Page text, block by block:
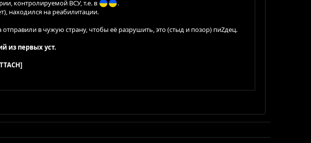
контролируемой ВСУ, т.е. в
.
находился на реабилитации.
отправили в чужую страну, чтобы её разрушить, это (стыд и позор) пиZдец.
из первых уст.